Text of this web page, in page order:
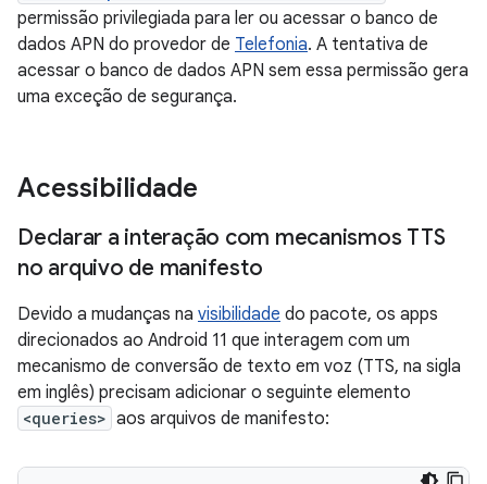
permissão privilegiada para ler ou acessar o banco de
dados APN do provedor de Telefonia. A tentativa de
acessar o banco de dados APN sem essa permissão gera
uma exceção de segurança.
Acessibilidade
Declarar a interação com mecanismos TTS
no arquivo de manifesto
Devido a mudanças na visibilidade do pacote, os apps
direcionados ao Android 11 que interagem com um
mecanismo de conversão de texto em voz (TTS, na sigla
em inglês) precisam adicionar o seguinte elemento
<queries> aos arquivos de manifesto: